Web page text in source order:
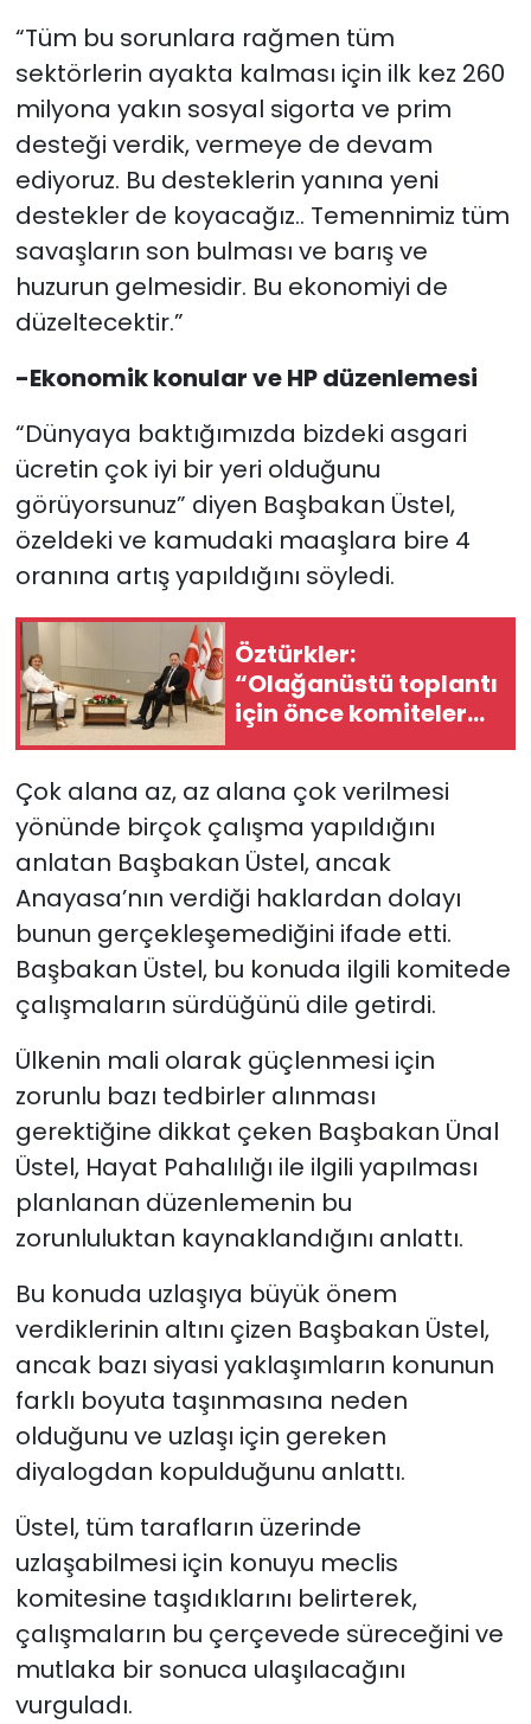
“Tüm bu sorunlara rağmen tüm
sektörlerin ayakta kalması için ilk kez 260
milyona yakın sosyal sigorta ve prim
desteği verdik, vermeye de devam
ediyoruz. Bu desteklerin yanına yeni
destekler de koyacağız.. Temennimiz tüm
savaşların son bulması ve barış ve
huzurun gelmesidir. Bu ekonomiyi de
düzeltecektir.”
-Ekonomik konular ve HP düzenlemesi
“Dünyaya baktığımızda bizdeki asgari
ücretin çok iyi bir yeri olduğunu
görüyorsunuz” diyen Başbakan Üstel,
özeldeki ve kamudaki maaşlara bire 4
oranına artış yapıldığını söyledi.
Öztürkler:
“Olağanüstü toplantı
için önce komiteler
gerekli kararları
Çok alana az, az alana çok verilmesi
yönünde birçok çalışma yapıldığını
anlatan Başbakan Üstel, ancak
Anayasa’nın verdiği haklardan dolayı
bunun gerçekleşemediğini ifade etti.
Başbakan Üstel, bu konuda ilgili komitede
çalışmaların sürdüğünü dile getirdi.
Ülkenin mali olarak güçlenmesi için
zorunlu bazı tedbirler alınması
gerektiğine dikkat çeken Başbakan Ünal
Üstel, Hayat Pahalılığı ile ilgili yapılması
planlanan düzenlemenin bu
zorunluluktan kaynaklandığını anlattı.
Bu konuda uzlaşıya büyük önem
verdiklerinin altını çizen Başbakan Üstel,
ancak bazı siyasi yaklaşımların konunun
farklı boyuta taşınmasına neden
olduğunu ve uzlaşı için gereken
diyalogdan kopulduğunu anlattı.
Üstel, tüm tarafların üzerinde
uzlaşabilmesi için konuyu meclis
komitesine taşıdıklarını belirterek,
çalışmaların bu çerçevede süreceğini ve
mutlaka bir sonuca ulaşılacağını
vurguladı.